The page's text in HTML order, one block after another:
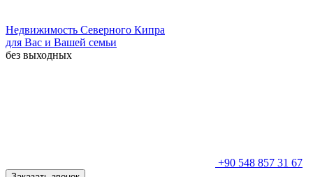
Недвижимость Северного Кипра
для Вас и Вашей семьи
без выходных
+90 548 857 31 67